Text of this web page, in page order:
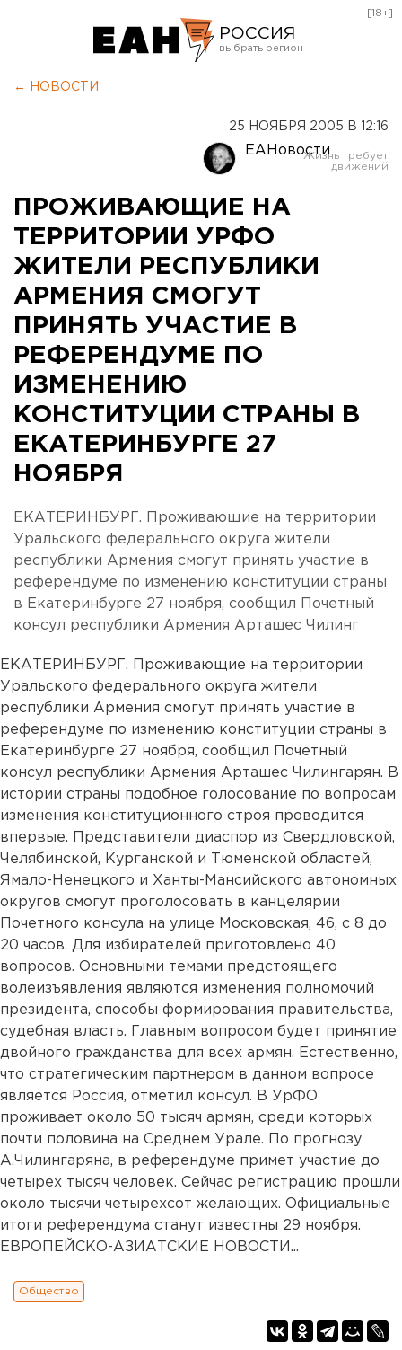
РОССИЯ
Оренбург
[18+]
← НОВОСТИ
25 НОЯБРЯ 2005 В 12:16
ЕАНовости
ПРОЖИВАЮЩИЕ НА
ТЕРРИТОРИИ УРФО
ЖИТЕЛИ РЕСПУБЛИКИ
АРМЕНИЯ СМОГУТ
ПРИНЯТЬ УЧАСТИЕ В
РЕФЕРЕНДУМЕ ПО
ИЗМЕНЕНИЮ
КОНСТИТУЦИИ СТРАНЫ В
ЕКАТЕРИНБУРГЕ 27
НОЯБРЯ
ЕКАТЕРИНБУРГ. Проживающие на территории
Уральского федерального округа жители
республики Армения смогут принять участие в
референдуме по изменению конституции страны
в Екатеринбурге 27 ноября, сообщил Почетный
консул республики Армения Арташес Чилинг
ЕКАТЕРИНБУРГ. Проживающие на территории
Уральского федерального округа жители
республики Армения смогут принять участие в
референдуме по изменению конституции страны в
Екатеринбурге 27 ноября, сообщил Почетный
консул республики Армения Арташес Чилингарян. В
истории страны подобное голосование по вопросам
изменения конституционного строя проводится
впервые. Представители диаспор из Свердловской,
Челябинской, Курганской и Тюменской областей,
Ямало-Ненецкого и Ханты-Мансийского автономных
округов смогут проголосовать в канцелярии
Почетного консула на улице Московская, 46, с 8 до
20 часов. Для избирателей приготовлено 40
вопросов. Основными темами предстоящего
волеизъявления являются изменения полномочий
президента, способы формирования правительства,
судебная власть. Главным вопросом будет принятие
двойного гражданства для всех армян. Естественно,
что стратегическим партнером в данном вопросе
является Россия, отметил консул. В УрФО
проживает около 50 тысяч армян, среди которых
почти половина на Среднем Урале. По прогнозу
А.Чилингаряна, в референдуме примет участие до
четырех тысяч человек. Сейчас регистрацию прошли
около тысячи четырехсот желающих. Официальные
итоги референдума станут известны 29 ноября.
ЕВРОПЕЙСКО-АЗИАТСКИЕ НОВОСТИ...
Общество